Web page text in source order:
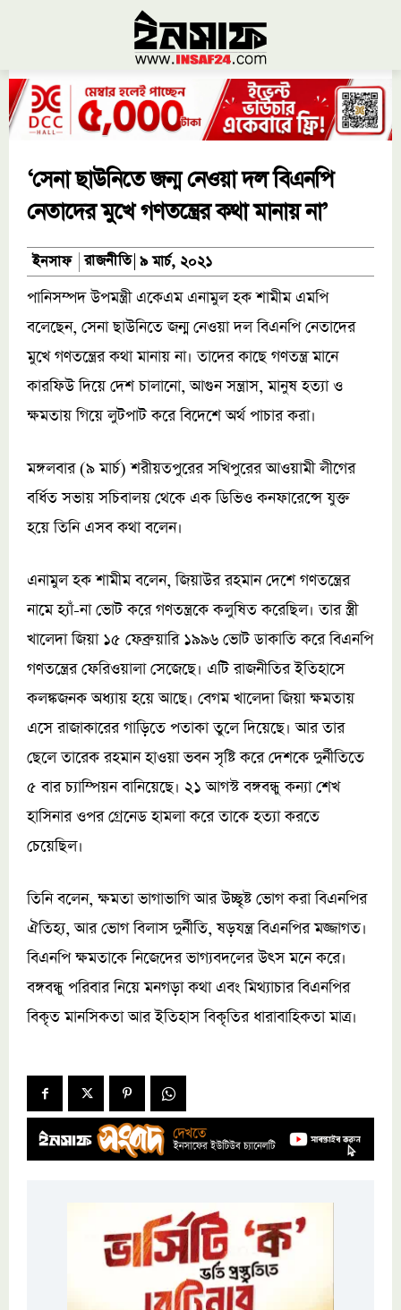
‘সেনা ছাউনিতে জন্ম নেওয়া দল বিএনপি
নেতাদের মুখে গণতন্ত্রের কথা মানায় না’
ইনসাফ রাজনীতি ৯ মার্চ, ২০২১
পানিসম্পদ উপমন্ত্রী একেএম এনামুল হক শামীম এমপি
বলেছেন, সেনা ছাউনিতে জন্ম নেওয়া দল বিএনপি নেতাদের
মুখে গণতন্ত্রের কথা মানায় না। তাদের কাছে গণতন্ত্র মানে
কারফিউ দিয়ে দেশ চালানো, আগুন সন্ত্রাস, মানুষ হত্যা ও
ক্ষমতায় গিয়ে লুটপাট করে বিদেশে অর্থ পাচার করা।
মঙ্গলবার (৯ মার্চ) শরীয়তপুরের সখিপুরের আওয়ামী লীগের
বর্ধিত সভায় সচিবালয় থেকে এক ডিভিও কনফারেন্সে যুক্ত
হয়ে তিনি এসব কথা বলেন।
এনামুল হক শামীম বলেন, জিয়াউর রহমান দেশে গণতন্ত্রের
নামে হ্যাঁ-না ভোট করে গণতন্ত্রকে কলুষিত করেছিল। তার স্ত্রী
খালেদা জিয়া ১৫ ফেব্রুয়ারি ১৯৯৬ ভোট ডাকাতি করে বিএনপি
গণতন্ত্রের ফেরিওয়ালা সেজেছে। এটি রাজনীতির ইতিহাসে
কলঙ্কজনক অধ্যায় হয়ে আছে। বেগম খালেদা জিয়া ক্ষমতায়
এসে রাজাকারের গাড়িতে পতাকা তুলে দিয়েছে। আর তার
ছেলে তারেক রহমান হাওয়া ভবন সৃষ্টি করে দেশকে দুর্নীতিতে
৫ বার চ্যাম্পিয়ন বানিয়েছে। ২১ আগস্ট বঙ্গবন্ধু কন্যা শেখ
হাসিনার ওপর গ্রেনেড হামলা করে তাকে হত্যা করতে
চেয়েছিল।
তিনি বলেন, ক্ষমতা ভাগাভাগি আর উচ্ছৃষ্ট ভোগ করা বিএনপির
ঐতিহ্য, আর ভোগ বিলাস দুর্নীতি, ষড়যন্ত্র বিএনপির মজ্জাগত।
বিএনপি ক্ষমতাকে নিজেদের ভাগ্যবদলের উৎস মনে করে।
বঙ্গবন্ধু পরিবার নিয়ে মনগড়া কথা এবং মিথ্যাচার বিএনপির
বিকৃত মানসিকতা আর ইতিহাস বিকৃতির ধারাবাহিকতা মাত্র।